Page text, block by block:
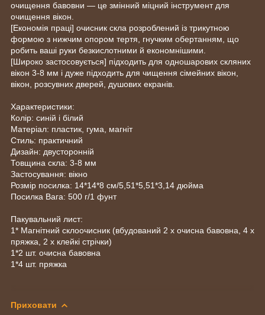
очищення бавовни — це змінний міцний інструмент для
очищення вікон.
[Економія праці] очисник скла розроблений із трикутною
формою з нижчим опором тертя, гнучким обертанням, що
робить ваші руки безкислотними й економнішими.
[Широко застосовується] підходить для одношарових скляних
вікон 3-8 мм і дуже підходить для чищення сімейних вікон,
вікон, розсувних дверей, душових екранів.
Характеристики:
Колір: синій і білий
Матеріал: пластик, гума, магніт
Стиль: практичний
Дизайн: двусторонній
Товщина скла: 3-8 мм
Застосування: вікно
Розмір посилка: 14*14*8 см/5,51*5,51*3,14 дюйма
Посилка Вага: 500 г/1 фунт
Пакувальний лист:
1* Магнітний склоочисник (вбудований 2 x очисна бавовна, 4 x
пряжка, 2 x клейкі стрічки)
1*2 шт. очисна бавовна
1*4 шт. пряжка
Приховати